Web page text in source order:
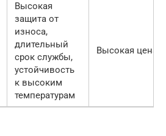
Высокая
защита от
износа,
длительный
срок службы,
устойчивость
к высоким
температурам
Высокая цена